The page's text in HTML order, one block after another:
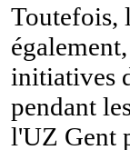
Toutefois,
initiatives
pendant
l'UZ Gent